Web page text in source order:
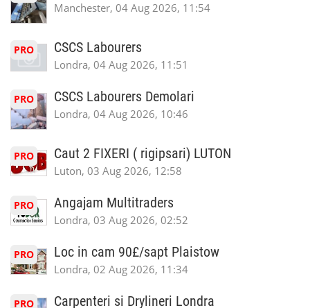
Manchester, 04 Aug 2026, 11:54
PRO CSCS Labourers
Londra, 04 Aug 2026, 11:51
PRO CSCS Labourers Demolari
Londra, 04 Aug 2026, 10:46
PRO Caut 2 FIXERI ( rigipsari) LUTON
Luton, 03 Aug 2026, 12:58
PRO Angajam Multitraders
Londra, 03 Aug 2026, 02:52
PRO Loc in cam 90£/sapt Plaistow
Londra, 02 Aug 2026, 11:34
PRO Carpenteri si Drylineri Londra